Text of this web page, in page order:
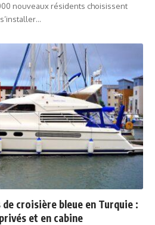
nouveaux résidents choisissent
croisière bleue en Turquie :
et en cabine